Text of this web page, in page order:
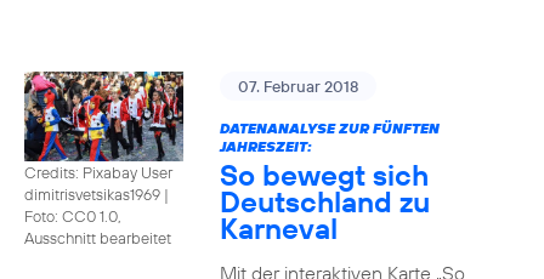
Credits: Pixabay User
dimitrisvetsikas1969 |
Foto: CC0 1.0,
Ausschnitt bearbeitet
07. Februar 2018
DATENANALYSE ZUR FÜNFTEN
JAHRESZEIT:
So bewegt sich
Deutschland zu
Karneval
Mit der interaktiven Karte „So